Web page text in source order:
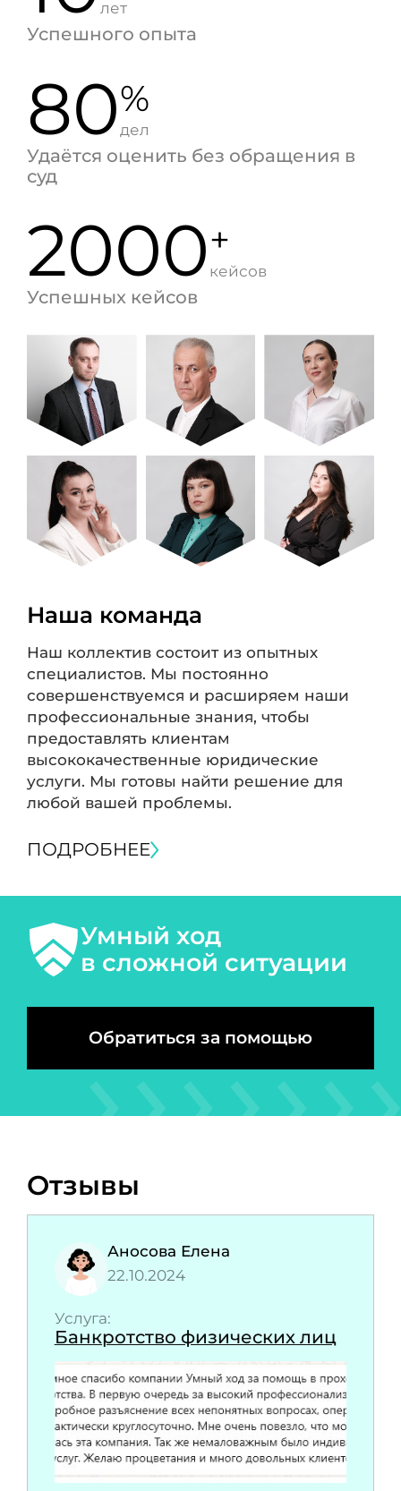
лет
Успешного опыта
80%
дел
Удаётся оценить без обращения в
суд
2000+
кейсов
Успешных кейсов
Наша команда
Наш коллектив состоит из опытных
специалистов. Мы постоянно
совершенствуемся и расширяем наши
профессиональные знания, чтобы
предоставлять клиентам
высококачественные юридические
услуги. Мы готовы найти решение для
любой вашей проблемы.
ПОДРОБНЕЕ
Умный ход
в сложной ситуации
Обратиться за помощью
Отзывы
Аносова Елена
22.10.2024
Услуга:
Банкротство физических лиц